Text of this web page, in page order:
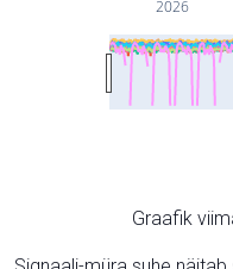
2026
Graafik